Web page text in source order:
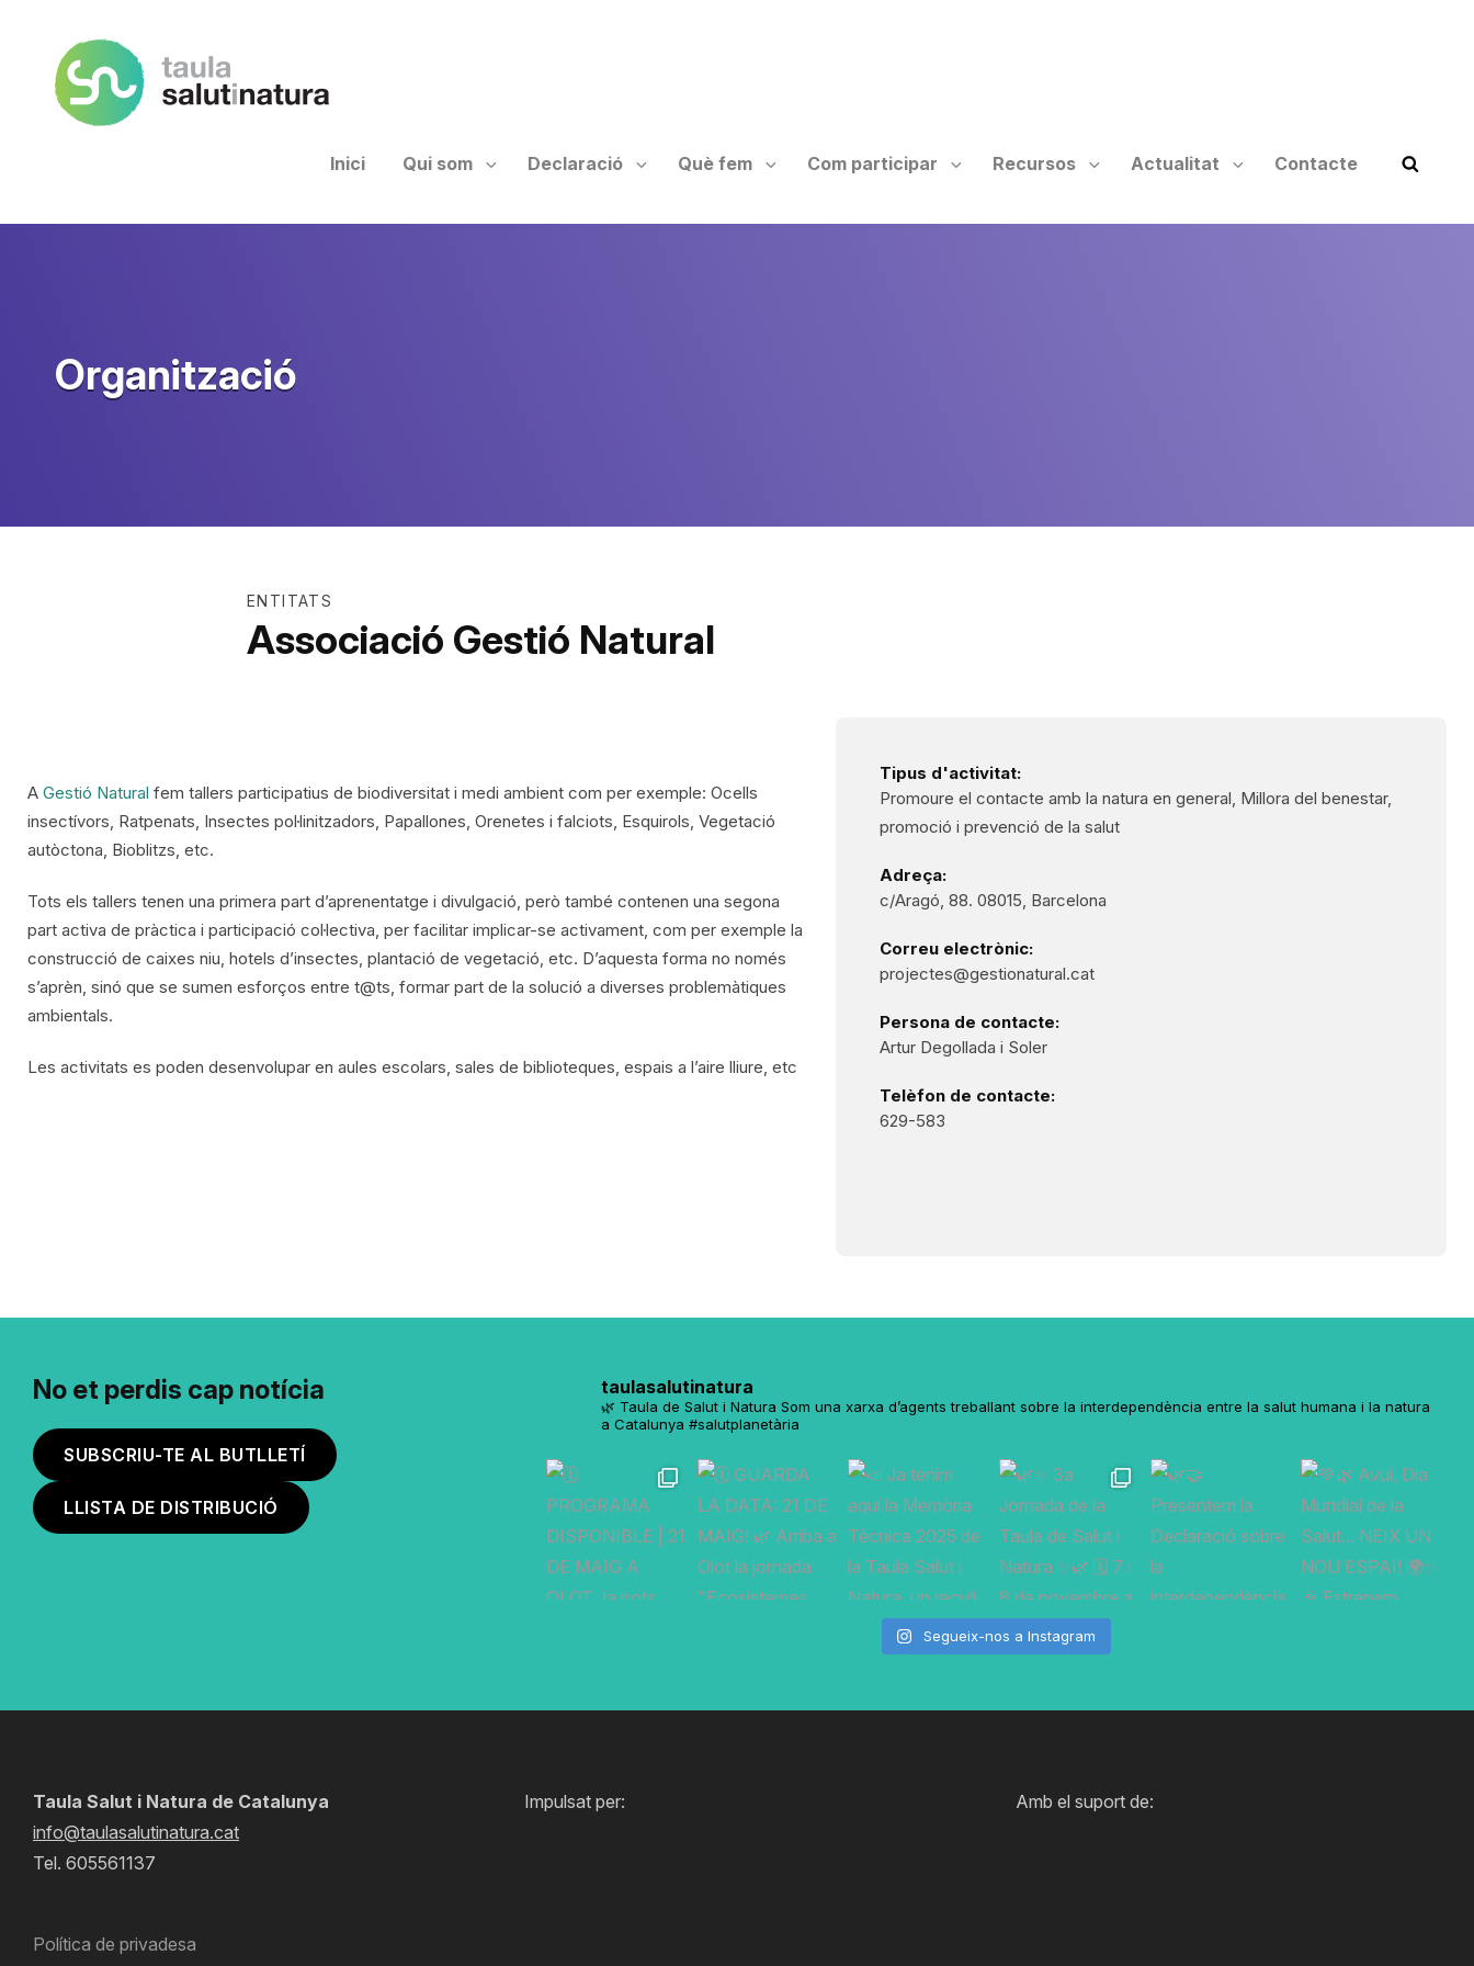
Taula Salut I Natura
Inici Qui som Declaració Què fem Com participar Recursos Actualitat Contacte
Organització
ENTITATS
Associació Gestió Natural
A Gestió Natural fem tallers participatius de biodiversitat i medi ambient com per exemple: Ocells
insectívors, Ratpenats, Insectes pol·linitzadors, Papallones, Orenetes i falciots, Esquirols, Vegetació
autòctona, Bioblitzs, etc.
Tots els tallers tenen una primera part d’aprenentatge i divulgació, però també contenen una segona
part activa de pràctica i participació col·lectiva, per facilitar implicar-se activament, com per exemple la
construcció de caixes niu, hotels d’insectes, plantació de vegetació, etc. D’aquesta forma no només
s’aprèn, sinó que se sumen esforços entre t@ts, formar part de la solució a diverses problemàtiques
ambientals.
Les activitats es poden desenvolupar en aules escolars, sales de biblioteques, espais a l’aire lliure, etc
Tipus d'activitat:
Promoure el contacte amb la natura en general, Millora del benestar,
promoció i prevenció de la salut
Adreça:
c/Aragó, 88. 08015, Barcelona
Correu electrònic:
projectes@gestionatural.cat
Persona de contacte:
Artur Degollada i Soler
Telèfon de contacte:
629-583
No et perdis cap notícia
SUBSCRIU-TE AL BUTLLETÍ
LLISTA DE DISTRIBUCIÓ
taulasalutinatura
🌿 Taula de Salut i Natura Som una xarxa d’agents treballant sobre la interdependència entre la salut humana i la natura
a Catalunya #salutplanetària
Segueix-nos a Instagram
Taula Salut i Natura de Catalunya
info@taulasalutinatura.cat
Tel. 605561137
Política de privadesa
Impulsat per: Amb el suport de: